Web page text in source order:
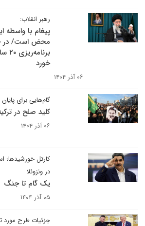
رهبر انقلاب:
پیغام با واسطه
خورد
۰۶ آذر ۱۴۰۴
گام‌هایی برای پایان
کلید صلح در
۰۶ آذر ۱۴۰۴
کارتل خورشیدها؛
در ونزوئلا
یک گام تا جنگ
۰۵ آذر ۱۴۰۴
جزئیات طرح مورد